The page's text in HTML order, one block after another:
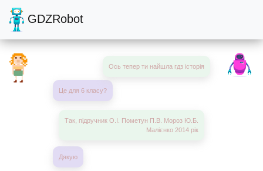
GDZRobot
Ось тепер ти найшла гдз історія
Це для 6 класу?
Так, підручник О.І. Пометун П.В. Мороз Ю.Б.
Малієнко 2014 рік
Дякую